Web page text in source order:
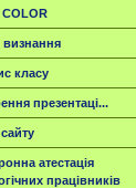
COLOR
визнання
класу
презентаці...
атестація
працівників